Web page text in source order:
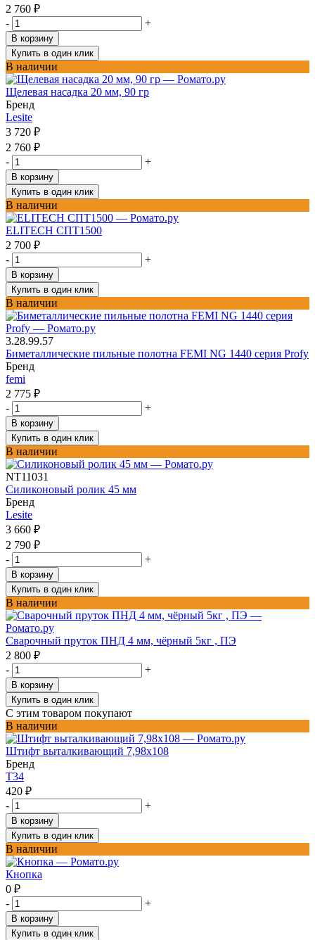
2 760 ₽
-
+
В корзину
Купить в один клик
В наличии
Щелевая насадка 20 мм, 90 гр
Бренд
Lesite
3 720 ₽
2 760 ₽
-
+
В корзину
Купить в один клик
В наличии
ELITECH СПТ1500
2 700 ₽
-
+
В корзину
Купить в один клик
В наличии
3.28.99.57
Биметаллические пильные полотна FEMI NG 1440 серия Profy
Бренд
femi
2 775 ₽
-
+
В корзину
Купить в один клик
В наличии
NT11031
Силиконовый ролик 45 мм
Бренд
Lesite
3 660 ₽
2 790 ₽
-
+
В корзину
Купить в один клик
В наличии
Сварочный пруток ПНД 4 мм, чёрный 5кг , ПЭ
2 800 ₽
-
+
В корзину
Купить в один клик
С этим товаром покупают
В наличии
Штифт выталкивающий 7,98x108
Бренд
T34
420 ₽
-
+
В корзину
Купить в один клик
В наличии
Кнопка
0 ₽
-
+
В корзину
Купить в один клик